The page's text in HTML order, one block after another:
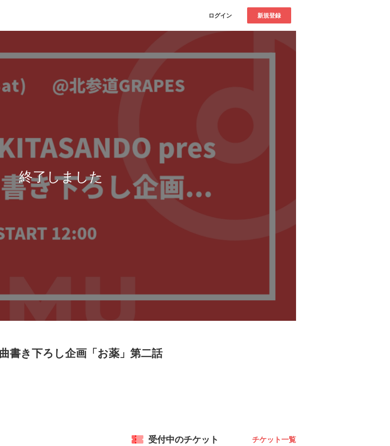
ログイン 新規登録
終了しました
書き下ろし企画「お薬」第二話
受付中のチケット チケット一覧